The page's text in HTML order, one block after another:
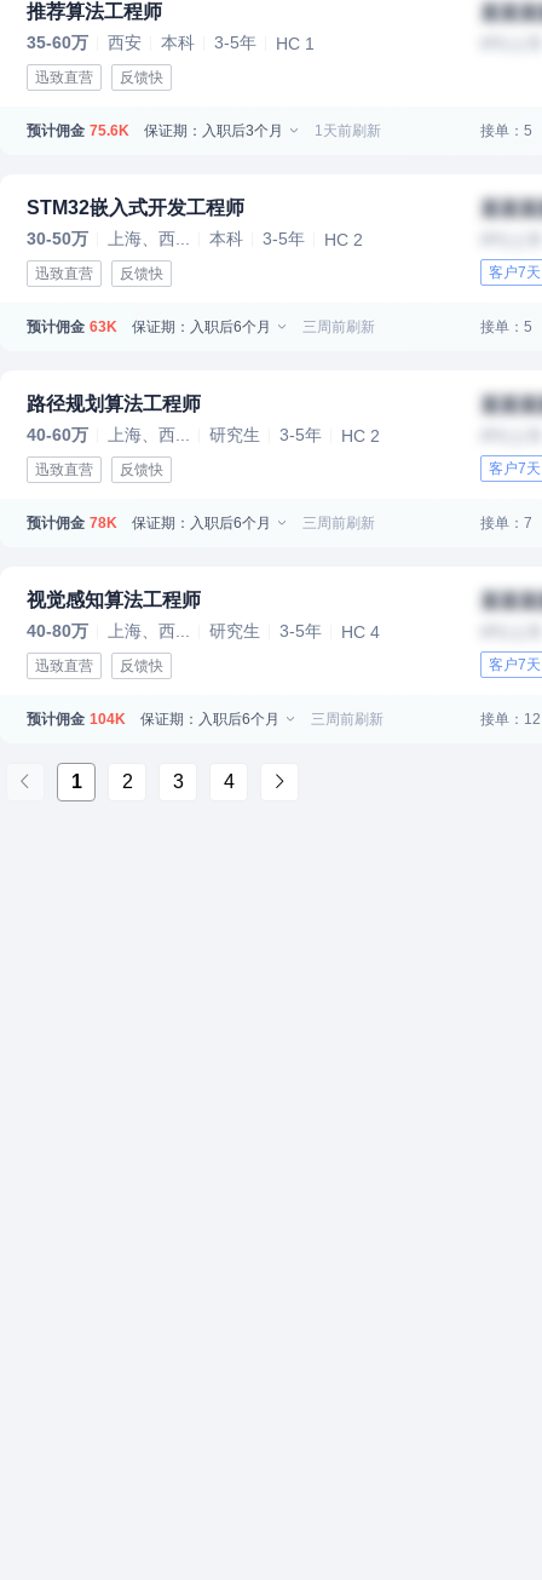
推荐算法工程师
35-60万 西安 本科 3-5年 HC 1
迅致直营 反馈快
某某
预计佣金 75.6K 保证期：入职后3个月 1天前刷新 接单：5
STM32嵌入式开发工程师
30-50万 上海、西... 本科 3-5年 HC 2
迅致直营 反馈快
某某
客户7
预计佣金 63K 保证期：入职后6个月 三周前刷新 接单：5
路径规划算法工程师
40-60万 上海、西... 研究生 3-5年 HC 2
迅致直营 反馈快
某某
客户7
预计佣金 78K 保证期：入职后6个月 三周前刷新 接单：7
视觉感知算法工程师
40-80万 上海、西... 研究生 3-5年 HC 4
迅致直营 反馈快
某某
客户7
预计佣金 104K 保证期：入职后6个月 三周前刷新 接单：12
1 2 3 4